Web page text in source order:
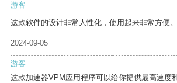
游客
这款软件的设计非常人性化，使用起来非常方便。
2024-09-05
游客
这款加速器VPM应用程序可以给你提供最高速度